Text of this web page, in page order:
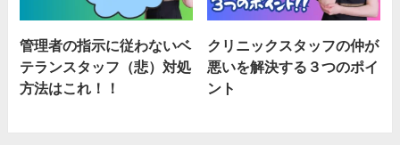
管理者の指示に従わないベ
テランスタッフ（悲）対処
方法はこれ！！
クリニックスタッフの仲が
悪いを解決する３つのポイ
ント